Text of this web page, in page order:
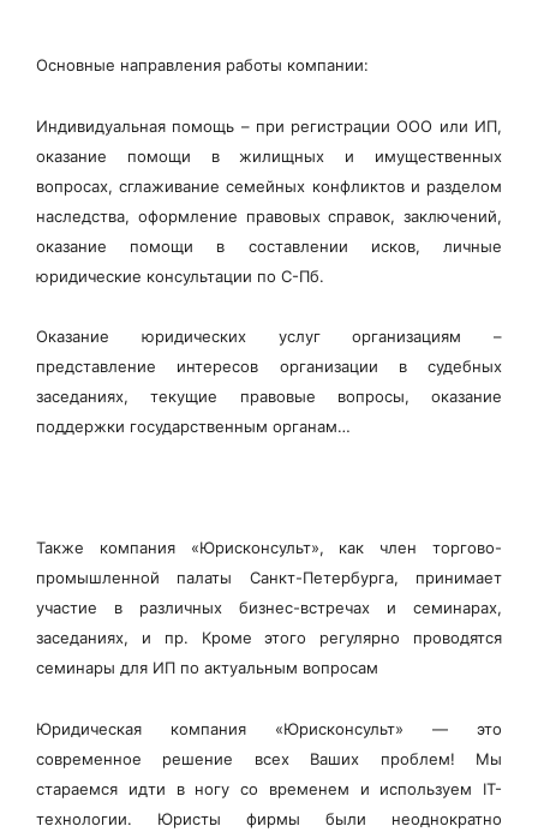
Основные направления работы компании:
Индивидуальная помощь – при регистрации ООО или ИП,
оказание помощи в жилищных и имущественных
вопросах, сглаживание семейных конфликтов и разделом
наследства, оформление правовых справок, заключений,
оказание помощи в составлении исков, личные
юридические консультации по С-Пб.
Оказание юридических услуг организациям –
представление интересов организации в судебных
заседаниях, текущие правовые вопросы, оказание
поддержки государственным органам…
Также компания «Юрисконсульт», как член торгово-
промышленной палаты Санкт-Петербурга, принимает
участие в различных бизнес-встречах и семинарах,
заседаниях, и пр. Кроме этого регулярно проводятся
семинары для ИП по актуальным вопросам
Юридическая компания «Юрисконсульт» — это
современное решение всех Ваших проблем! Мы
стараемся идти в ногу со временем и используем IT-
технологии. Юристы фирмы были неоднократно